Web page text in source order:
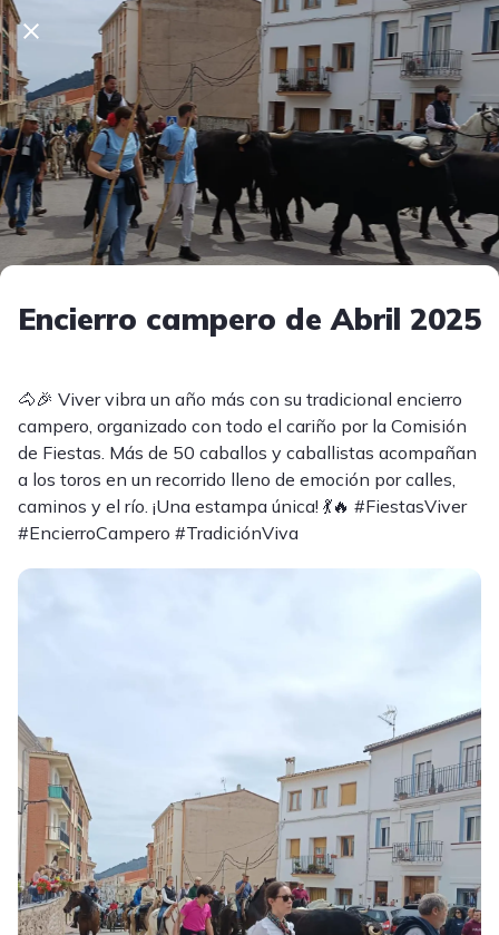
Encierro campero de Abril 2025
🐴🎉 Viver vibra un año más con su tradicional encierro
campero, organizado con todo el cariño por la Comisión
de Fiestas. Más de 50 caballos y caballistas acompañan
a los toros en un recorrido lleno de emoción por calles,
caminos y el río. ¡Una estampa única! 💃🔥 #FiestasViver
#EncierroCampero #TradiciónViva